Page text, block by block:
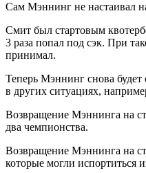
Сам Мэннинг не настаивал
Смит был стартовым
3 раза попал под сэк. При
принимал.
Теперь Мэннинг снова
в других ситуациях,
Возвращение Мэннинга на
два чемпионства.
Возвращение Мэннинга на
которые могли испортиться